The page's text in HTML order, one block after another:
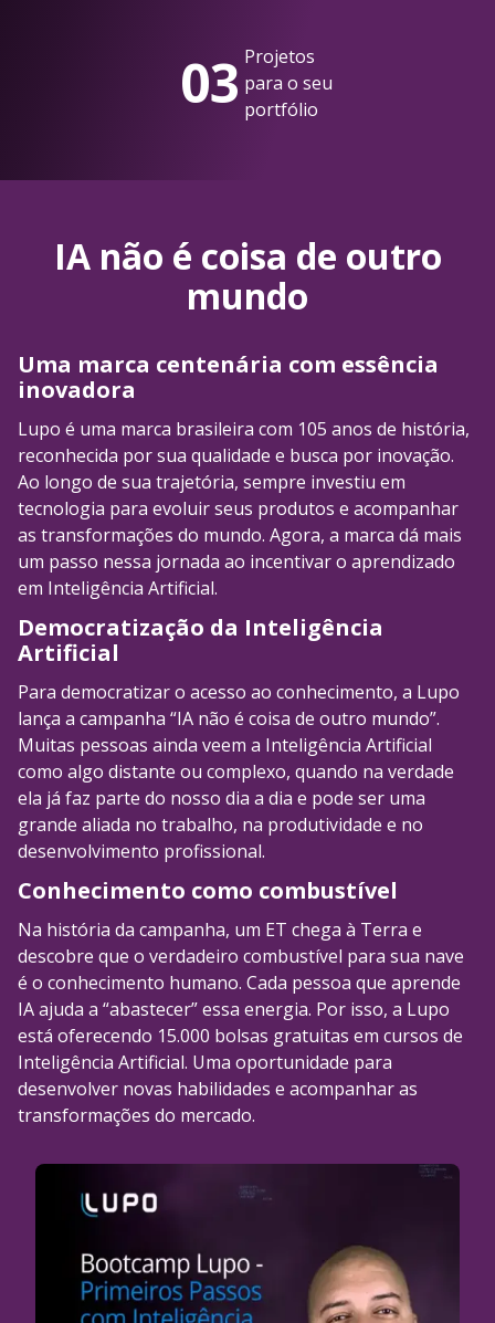
03 Projetos
para o seu
portfólio
IA não é coisa de outro
mundo
Uma marca centenária com essência
inovadora
Lupo é uma marca brasileira com 105 anos de história,
reconhecida por sua qualidade e busca por inovação.
Ao longo de sua trajetória, sempre investiu em
tecnologia para evoluir seus produtos e acompanhar
as transformações do mundo. Agora, a marca dá mais
um passo nessa jornada ao incentivar o aprendizado
em Inteligência Artificial.
Democratização da Inteligência
Artificial
Para democratizar o acesso ao conhecimento, a Lupo
lança a campanha “IA não é coisa de outro mundo”.
Muitas pessoas ainda veem a Inteligência Artificial
como algo distante ou complexo, quando na verdade
ela já faz parte do nosso dia a dia e pode ser uma
grande aliada no trabalho, na produtividade e no
desenvolvimento profissional.
Conhecimento como combustível
Na história da campanha, um ET chega à Terra e
descobre que o verdadeiro combustível para sua nave
é o conhecimento humano. Cada pessoa que aprende
IA ajuda a “abastecer” essa energia. Por isso, a Lupo
está oferecendo 15.000 bolsas gratuitas em cursos de
Inteligência Artificial. Uma oportunidade para
desenvolver novas habilidades e acompanhar as
transformações do mercado.